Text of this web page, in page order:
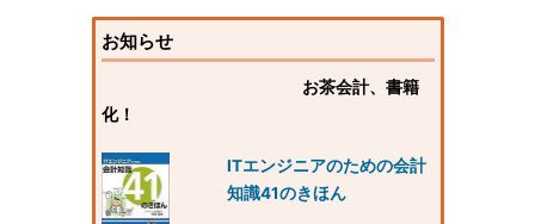
お知らせ
お茶会計、書籍
化！
ITエンジニアのための会計
知識41のきほん